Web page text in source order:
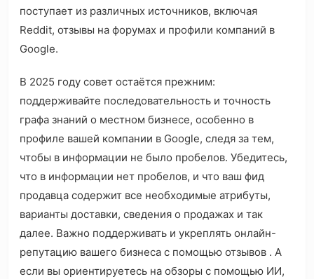
поступает из различных источников, включая
Reddit, отзывы на форумах и профили компаний в
Google.
В 2025 году совет остаётся прежним:
поддерживайте последовательность и точность
графа знаний о местном бизнесе, особенно в
профиле вашей компании в Google, следя за тем,
чтобы в информации не было пробелов. Убедитесь,
что в информации нет пробелов, и что ваш фид
продавца содержит все необходимые атрибуты,
варианты доставки, сведения о продажах и так
далее. Важно поддерживать и укреплять онлайн-
репутацию вашего бизнеса с помощью отзывов . А
если вы ориентируетесь на обзоры с помощью ИИ,